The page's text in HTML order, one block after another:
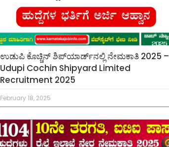
ಉಡುಪಿ ಕೊಚ್ಚಿನ್ ಶಿಪ್‌ಯಾರ್ಡ್‌ನಲ್ಲಿ ನೇಮಕಾತಿ 2025 –
Udupi Cochin Shipyard Limited
Recruitment 2025
February 18, 2025